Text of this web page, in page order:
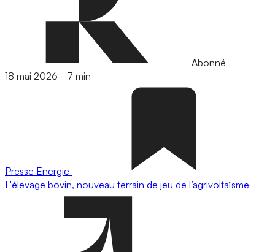
Abonné
18 mai 2026 - 7 min
Presse Energie
L'élevage bovin, nouveau terrain de jeu de l’agrivoltaïsme